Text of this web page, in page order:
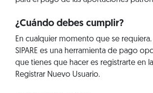
¿Cuándo debes cumplir?
En cualquier momento que se requiera.
SIPARE es una herramienta de pago
que tienes que hacer es registrarte en
Registrar Nuevo Usuario.